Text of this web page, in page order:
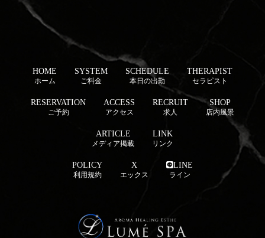
HOME
ホーム
SYSTEM
ご料金
SCHEDULE
本日の出勤
THERAPIST
セラピスト
RESERVATION
ご予約
ACCESS
アクセス
RECRUIT
求人
SHOP
店内風景
ARTICLE
メディア掲載
LINK
リンク
POLICY
利用規約
X
エックス
LINE
ライン